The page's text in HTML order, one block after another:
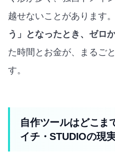
越せないことがあります。
う」となったとき、ゼロ
た時間とお金が、まるご
す。
自作ツールはどこま
イチ・STUDIOの現実